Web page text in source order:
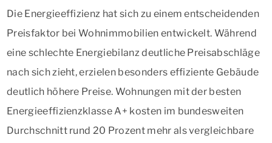
Die Energieeffizienz hat sich zu einem entscheidenden
Preisfaktor bei Wohnimmobilien entwickelt. Während
eine schlechte Energiebilanz deutliche Preisabschläge
nach sich zieht, erzielen besonders effiziente Gebäude
deutlich höhere Preise. Wohnungen mit der besten
Energieeffizienzklasse A+ kosten im bundesweiten
Durchschnitt rund 20 Prozent mehr als vergleichbare